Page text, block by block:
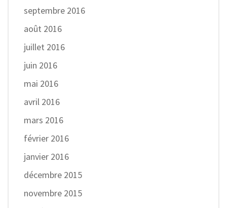
septembre 2016
août 2016
juillet 2016
juin 2016
mai 2016
avril 2016
mars 2016
février 2016
janvier 2016
décembre 2015
novembre 2015